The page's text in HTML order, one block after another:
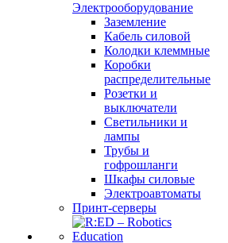
Электрооборудование
Заземление
Кабель силовой
Колодки клеммные
Коробки
распределительные
Розетки и
выключатели
Светильники и
лампы
Трубы и
гофрошланги
Шкафы силовые
Электроавтоматы
Принт-серверы